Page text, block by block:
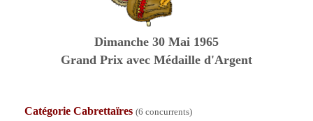
Dimanche 30 Mai 1965
Grand Prix avec Médaille d'Argent
Catégorie Cabrettaïres (6 concurrents)